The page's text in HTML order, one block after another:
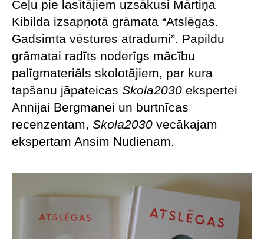
Ceļu pie lasītājiem uzsākusi Mārtiņa
Ķibilda izsapņotā grāmata “Atslēgas.
Gadsimta vēstures atradumi”. Papildu
grāmatai radīts noderīgs mācību
palīgmateriāls skolotājiem, par kura
tapšanu jāpateicas Skola2030 ekspertei
Annijai Bergmanei un burtnīcas
recenzentam, Skola2030 vecākajam
ekspertam Ansim Nudienam.